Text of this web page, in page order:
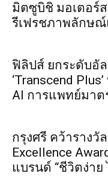
มิตซูบิชิ มอเตอร์ส
รีเฟรชภาพลักษ
ฟิลิปส์ ยกระดับอั
‘Transcend
AI การแพทย์มาต
กรุงศรี คว้ารางวั
Excellence
แบรนด์ “ชีวิตง่า